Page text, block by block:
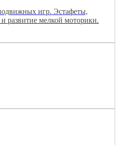
игр. Эстафеты,
развитие мелкой моторики.